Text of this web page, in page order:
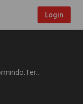
Login